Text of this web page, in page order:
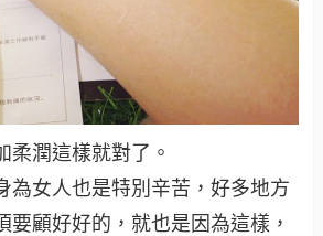
柔潤這樣就對了 。
為女人也是特別辛苦，好多地方
要顧好好的，就也是因為這樣，